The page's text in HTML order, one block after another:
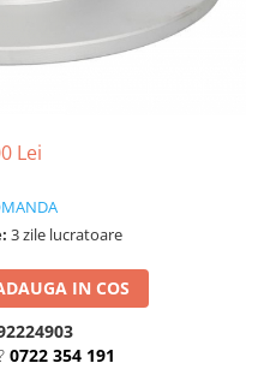
Lei
3 zile lucratoare
IN COS
0722 354 191